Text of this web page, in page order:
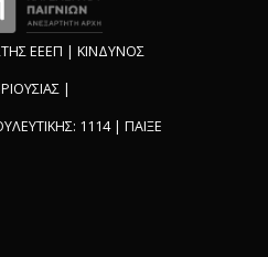
ΕΕΕΠ | ΚΙΝΔΥΝΟΣ
|
1114 | ΠΑΙΞΕ